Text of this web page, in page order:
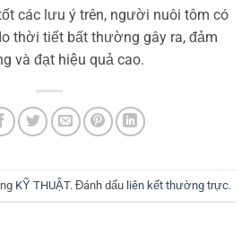
các lưu ý trên, người nuôi tôm có
thời tiết bất thường gây ra, đảm
và đạt hiệu quả cao.
KỸ THUẬT. Đánh dấu liên kết thường trực.